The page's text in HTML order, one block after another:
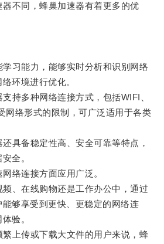
不同，蜂巢加速器有着更多的优
能力，能够实时分析和识别网络
环境进行优化。
多种网络连接方式，包括WIFI、
网络形式的限制，可广泛适用于各类
备稳定性高、安全可靠等特点，
全。
连接方面应用广泛。
在线购物还是工作办公中，通过
够享受到更快、更稳定的网络连
验。
上传或下载大文件的用户来说，蜂